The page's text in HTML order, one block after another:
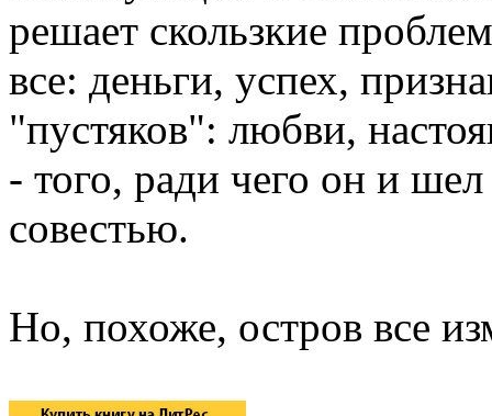
решает скользкие
все: деньги, успех,
"пустяков": любви,
- того, ради чего он и
совестью.
Но, похоже, остров все